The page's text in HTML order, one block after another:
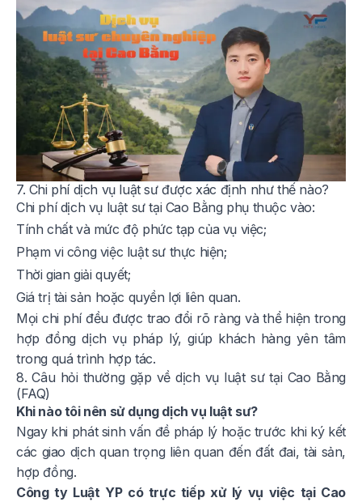
7. Chi phí dịch vụ luật sư được xác định như thế nào?
Chi phí dịch vụ luật sư tại Cao Bằng phụ thuộc vào:
Tính chất và mức độ phức tạp của vụ việc;
Phạm vi công việc luật sư thực hiện;
Thời gian giải quyết;
Giá trị tài sản hoặc quyền lợi liên quan.
Mọi chi phí đều được trao đổi rõ ràng và thể hiện trong
hợp đồng dịch vụ pháp lý, giúp khách hàng yên tâm
trong quá trình hợp tác.
8. Câu hỏi thường gặp về dịch vụ luật sư tại Cao Bằng
(FAQ)
Khi nào tôi nên sử dụng dịch vụ luật sư?
Ngay khi phát sinh vấn đề pháp lý hoặc trước khi ký kết
các giao dịch quan trọng liên quan đến đất đai, tài sản,
hợp đồng.
Công ty Luật YP có trực tiếp xử lý vụ việc tại Cao